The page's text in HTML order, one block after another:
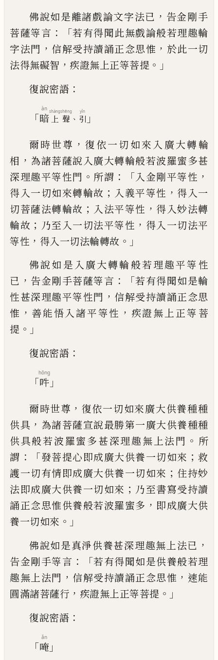
佛說如是離諸戲論文字法已 ， 告金剛手
菩薩等言 ：「若有得聞此無戲論般若理趣輪
字法門 ， 信解受持讀誦正念思惟 ， 於此一切
法得無礙智 ， 疾證無上正等菩提 。」
復說密語 ：
「暗
àn
上
shàng
聲
shēng
、 引
yǐn 」
爾時世尊 ， 復依一切如來入廣大轉輪
相 ， 為諸菩薩說入廣大轉輪般若波羅蜜多甚
深理趣平等性門 。 所謂 ：「入金剛平等性 ，
得入一切如來轉輪故 ； 入義平等性 ， 得入一
切菩薩法轉輪故 ； 入法平等性 ， 得入妙法轉
輪故 ； 乃至入一切法平等性 ， 得入一切法平
等性 ， 得入一切法輪轉故 。」
佛說如是入廣大轉輪般若理趣平等性
已 ， 告金剛手菩薩等言 ：「若有得聞如是輪
性甚深理趣平等性門 ， 信解受持讀誦正念思
惟 ， 善能悟入諸平等性 ， 疾證無上正等菩
提 。」
復說密語 ：
「吽
hōng
」
爾時世尊 ， 復依一切如來廣大供養種種
供具 ， 為諸菩薩宣說最勝第一廣大供養種種
供具般若波羅蜜多甚深理趣無上法門 。 所
謂 ： 「發菩提心即成廣大供養一切如來 ； 救
護一切有情即成廣大供養一切如來 ； 住持妙
法即成廣大供養一切如來 ； 乃至書寫受持讀
誦正念思惟供養般若波羅蜜多 ， 即成廣大供
養一切如來 。」
佛說如是真淨供養甚深理趣無上法已 ，
告金剛手等言 ：「若有得聞如是供養般若理
趣無上法門 ， 信解受持讀誦正念思惟 ， 速能
圓滿諸菩薩行 ， 疾證無上正等菩提 。」
復說密語 ：
「唵
ǎn
」